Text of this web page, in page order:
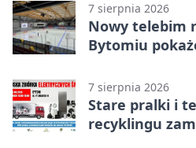
7 sierpnia 2026
Nowy telebim
Bytomiu
7 sierpnia 2026
Stare pralki i
recyklingu